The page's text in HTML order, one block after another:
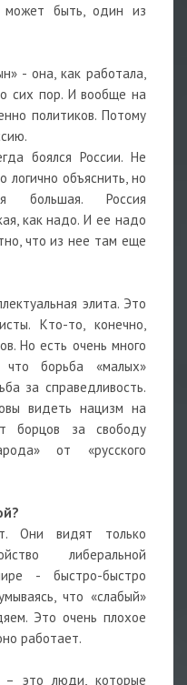
может быть, один из
- она, как работала,
сих пор. И вообще на
политиков. Потому
боялся России. Не
логично объяснить, но
большая. Россия
как надо. И ее надо
что из нее там еще
элита. Это
Кто-то, конечно,
Но есть очень много
борьба «малых»
за справедливость.
видеть нацизм на
борцов за свободу
от «русского
Они видят только
либеральной
- быстро-быстро
что «слабый»
Это очень плохое
работает.
– это люди, которые